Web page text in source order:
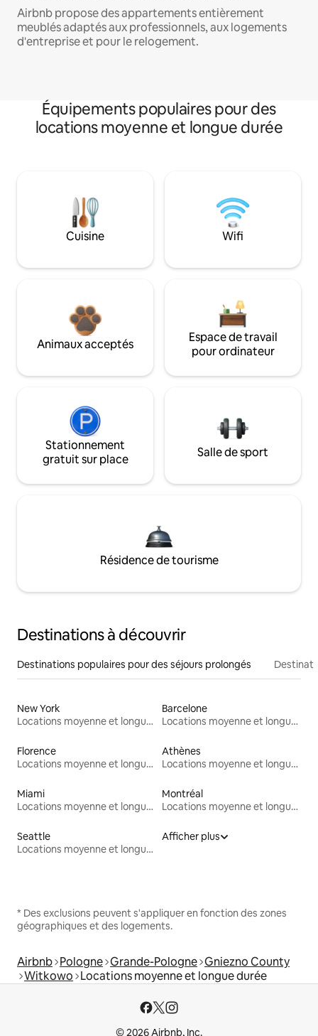
Airbnb propose des appartements entièrement
meublés adaptés aux professionnels, aux logements
d'entreprise et pour le relogement.
Équipements populaires pour des
locations moyenne et longue durée
Cuisine Wifi
Animaux acceptés
Espace de travail
pour ordinateur
Stationnement
gratuit sur place
Salle de sport
Résidence de tourisme
Destinations à découvrir
Destinations populaires pour des séjours prolongés
New York
Locations moyenne et longue durée
Barcelone
Locations moyenne et longue durée
Florence
Locations moyenne et longue durée
Athènes
Locations moyenne et longue durée
Miami
Locations moyenne et longue durée
Montréal
Locations moyenne et longue durée
Seattle
Locations moyenne et longue durée
Afficher plus
* Des exclusions peuvent s'appliquer en fonction des zones
géographiques et des logements.
Airbnb Pologne Grande-Pologne Gniezno County
Witkowo Locations moyenne et longue durée
© 2026 Airbnb, Inc.